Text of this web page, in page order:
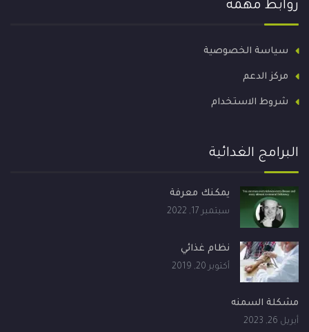
روابط مهمة
سياسة الخصوصية
مركز الدعم
شروط الاستخدام
البرامج الغدائية
يمكنك معرفة
سبتمبر 17, 2022
نظام غذائي
أكتوبر 20, 2019
مشكلة السمنه
أبريل 26, 2023